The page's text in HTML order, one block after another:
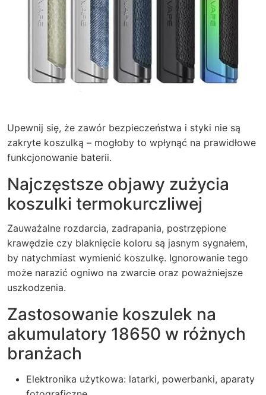
Upewnij się, że zawór bezpieczeństwa i styki nie są
zakryte koszulką – mogłoby to wpłynąć na prawidłowe
funkcjonowanie baterii.
Najczęstsze objawy zużycia
koszulki termokurczliwej
Zauważalne rozdarcia, zadrapania, postrzępione
krawędzie czy blaknięcie koloru są jasnym sygnałem,
by natychmiast wymienić koszulkę. Ignorowanie tego
może narazić ogniwo na zwarcie oraz poważniejsze
uszkodzenia.
Zastosowanie koszulek na
akumulatory 18650 w różnych
branżach
Elektronika użytkowa: latarki, powerbanki, aparaty